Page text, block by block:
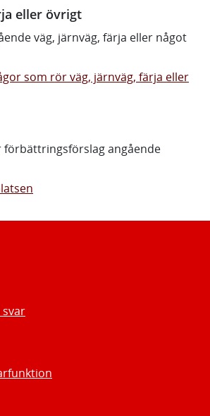
eller övrigt
väg, järnväg, färja eller något
som rör väg, järnväg, färja eller
förbättringsförslag angående